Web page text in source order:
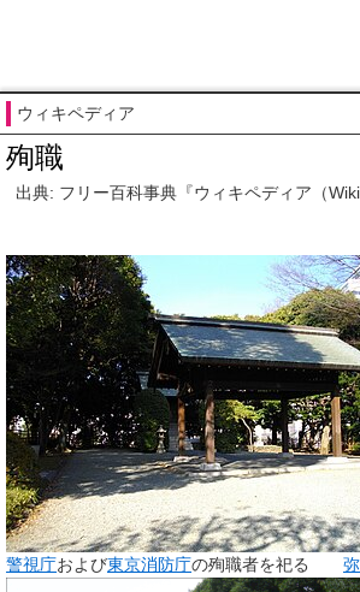
ウィキペディア
殉職
出典: フリー百科事典『ウィキペディア（
警視庁および東京消防庁の殉職者を祀る